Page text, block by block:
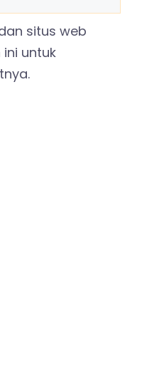
situs web
untuk